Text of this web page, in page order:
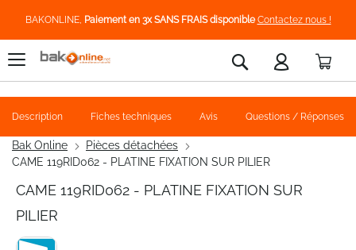
BAKONLINE, Paiement en 3x SANS FRAIS disponible Contactez nous !
Rechercher
Bak Online
Pièces détachées
CAME 119RID062 - PLATINE FIXATION SUR PILIER
CAME 119RID062 - PLATINE FIXATION SUR
PILIER
Description Fiches techniques Avis Questions / Réponses